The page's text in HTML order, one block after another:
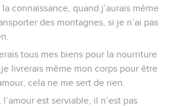
connaissance, quand j’aurais même
des montagnes, si je n’ai pas
tous mes biens pour la nourriture
livrerais même mon corps pour être
cela ne me sert de rien.
est serviable, il n’est pas